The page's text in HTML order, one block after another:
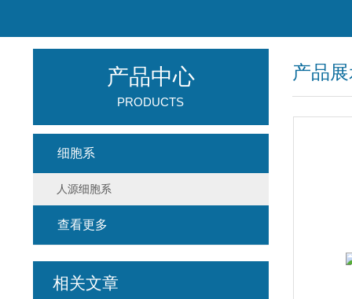
产品
产品中心
PRODUCTS
细胞系
人源细胞系
查看更多
相关文章